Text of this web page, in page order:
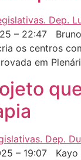
– 22:47
os centros
em
– 19:07